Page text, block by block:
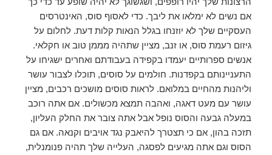
אם נשים לא ימלאו את ליבך. כדי לאסוף סוס, האינטרסים
העסקיים שלך לא יוזנחו בגלל הנאות קלות דעת. לחלום על
גיזום רעמת סוס, או זנב, מציין שתהיה מממן טוב או חקלאי.
אנשים ספרותיים יעמדו בקפידה בעבודתם ואחרים ישגיחו על
התעניינותם בקפדנות. חולמים על סוסים, תוכלו לצבור עושר
וליהנות מהחיים במלואם. לראות סוסים מושכים רכבים, מציין
עושר עם מעט דאגה, ואהבה תמצא מכשולים. אם אתה רוכב
במעלה גבעה והסוס נופל אבל אתה צובר את החלק העליון,
תזכה בהון, אם כי תצטרך להיאבק נגד אויבים וקנאה. אם גם
הסוס וגם אתה מגיעים לפסגה, העלייה שלך תהיה פנומנלית,